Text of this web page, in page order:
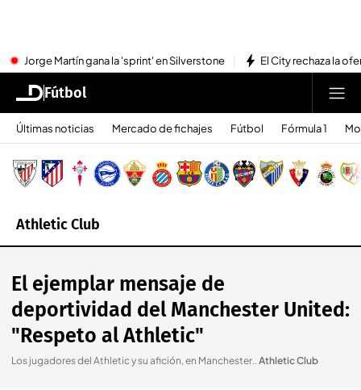
Jorge Martín gana la 'sprint' en Silverstone El City rechaza la
Fútbol
Últimas noticias Mercado de fichajes Fútbol Fórmula 1
Athletic Club
El ejemplar mensaje de
deportividad del Manchester United:
"Respeto al Athletic"
Los jugadores del Athletic y su afición, en Manchester..Athletic Club